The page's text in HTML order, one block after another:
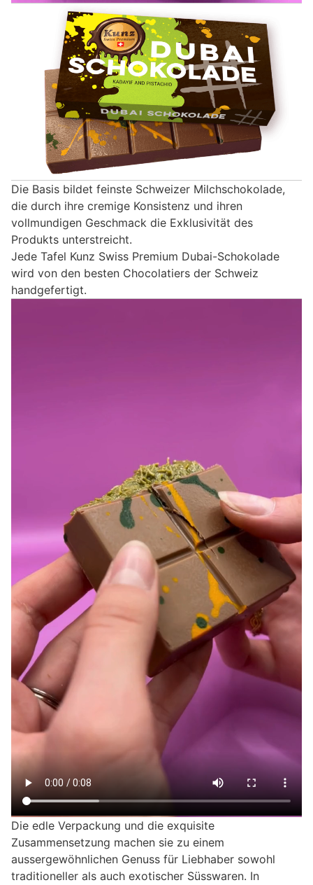
Die Basis bildet feinste Schweizer Milchschokolade,
die durch ihre cremige Konsistenz und ihren
vollmundigen Geschmack die Exklusivität des
Produkts unterstreicht.
Jede Tafel Kunz Swiss Premium Dubai-Schokolade
wird von den besten Chocolatiers der Schweiz
handgefertigt.
Die edle Verpackung und die exquisite
Zusammensetzung machen sie zu einem
aussergewöhnlichen Genuss für Liebhaber sowohl
traditioneller als auch exotischer Süsswaren. In